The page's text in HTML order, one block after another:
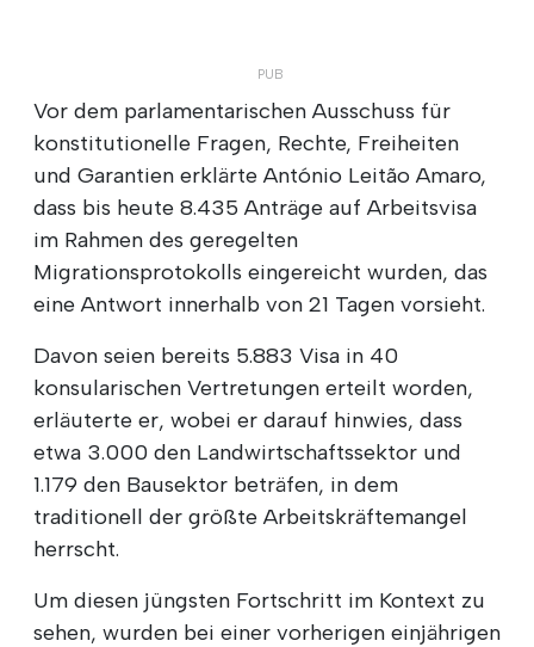
Vor dem parlamentarischen Ausschuss für
konstitutionelle Fragen, Rechte, Freiheiten
und Garantien erklärte António Leitão Amaro,
dass bis heute 8.435 Anträge auf Arbeitsvisa
im Rahmen des geregelten
Migrationsprotokolls eingereicht wurden, das
eine Antwort innerhalb von 21 Tagen vorsieht.
Davon seien bereits 5.883 Visa in 40
konsularischen Vertretungen erteilt worden,
erläuterte er, wobei er darauf hinwies, dass
etwa 3.000 den Landwirtschaftssektor und
1.179 den Bausektor beträfen, in dem
traditionell der größte Arbeitskräftemangel
herrscht.
Um diesen jüngsten Fortschritt im Kontext zu
sehen, wurden bei einer vorherigen einjährigen